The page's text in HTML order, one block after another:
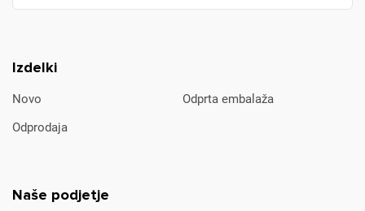
Izdelki
Novo
Odprta embalaža
Odprodaja
Naše podjetje